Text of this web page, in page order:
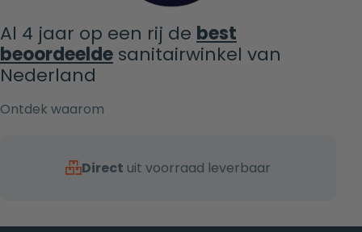
Al 4 jaar op een rij de best
beoordeelde sanitairwinkel van
Nederland
Ontdek waarom
Direct uit voorraad leverbaar